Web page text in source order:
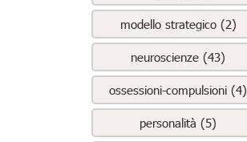
modello strategico (2)
neuroscienze (43)
ossessioni-compulsioni (4)
personalità (5)